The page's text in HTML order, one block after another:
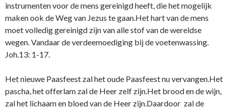
instrumenten voor de mens gereinigd heeft, die het mogelijk
maken ook de Weg van Jezus te gaan.Het hart van de mens
moet volledig gereinigd zijn van alle stof van de wereldse
wegen. Vandaar de verdeemoediging bij de voetenwassing.
Joh.13: 1-17.
Het nieuwe Paasfeest zal het oude Paasfeest nu vervangen.Het
pascha, het offerlam zal de Heer zelf zijn.Het brood en de wijn,
zal het lichaam en bloed van de Heer zijn.Daardoor zal de